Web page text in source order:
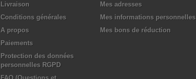
Livraison
Conditions générales
A propos
Paiements
Protection des données
personnelles RGPD
Mes adresses
Mes informations personnelles
Mes bons de réduction